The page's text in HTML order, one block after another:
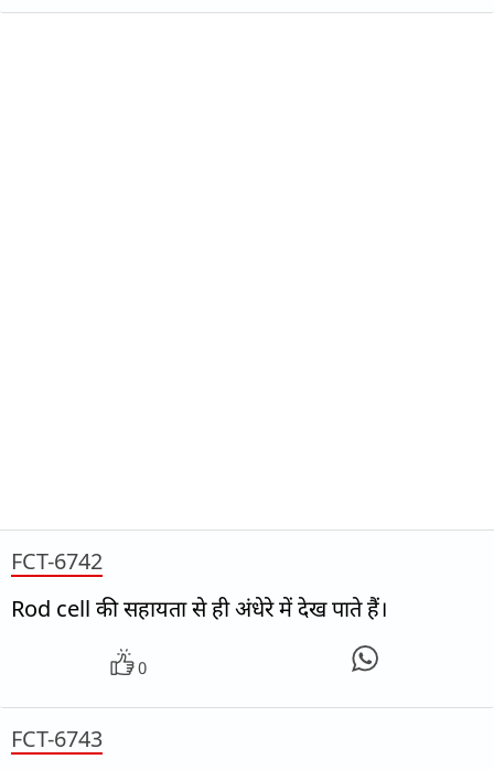
FCT-6742
Rod cell की सहायता से ही अंधेरे में देख पाते हैं।
0
FCT-6743